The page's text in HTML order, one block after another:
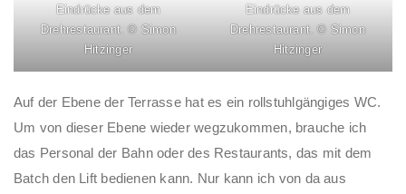
Eindrücke aus dem
Drehrestaurant. © Simon
Hitzinger
Eindrücke aus dem
Drehrestaurant. © Simon
Hitzinger
Auf der Ebene der Terrasse hat es ein rollstuhlgängiges WC.
Um von dieser Ebene wieder wegzukommen, brauche ich
das Personal der Bahn oder des Restaurants, das mit dem
Batch den Lift bedienen kann. Nur kann ich von da aus